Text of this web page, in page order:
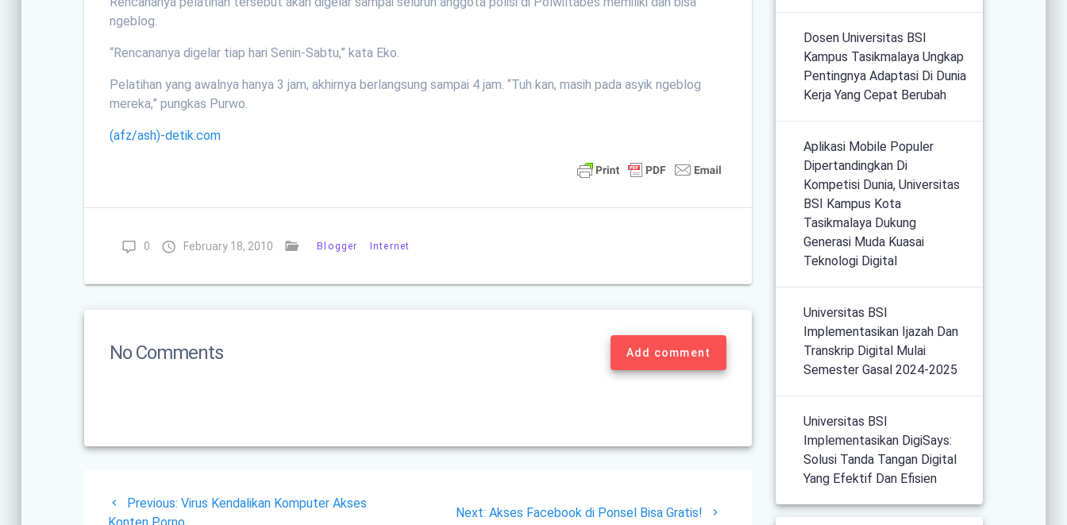
ngeblog.
“Rencananya digelar tiap hari Senin-Sabtu,” kata Eko.
Pelatihan yang awalnya hanya 3 jam, akhirnya berlangsung sampai 4 jam. “Tuh kan, masih pada asyik ngeblog
mereka,” pungkas Purwo.
(afz/ash)-detik.com
0 February 18, 2010 Blogger Internet
No Comments Add comment
PostPrevious: Previous
post:
Virus Kendalikan Komputer Akses
Next: Next
Akses Facebook di Ponsel Bisa Gratis!
Dosen Universitas BSI
Kampus Tasikmalaya Ungkap
Pentingnya Adaptasi Di Dunia
Kerja Yang Cepat Berubah
Aplikasi Mobile Populer
Dipertandingkan Di
Kompetisi Dunia, Universitas
BSI Kampus Kota
Tasikmalaya Dukung
Generasi Muda Kuasai
Teknologi Digital
Universitas BSI
Implementasikan Ijazah Dan
Transkrip Digital Mulai
Semester Gasal 2024-2025
Universitas BSI
Implementasikan DigiSays:
Solusi Tanda Tangan Digital
Yang Efektif Dan Efisien